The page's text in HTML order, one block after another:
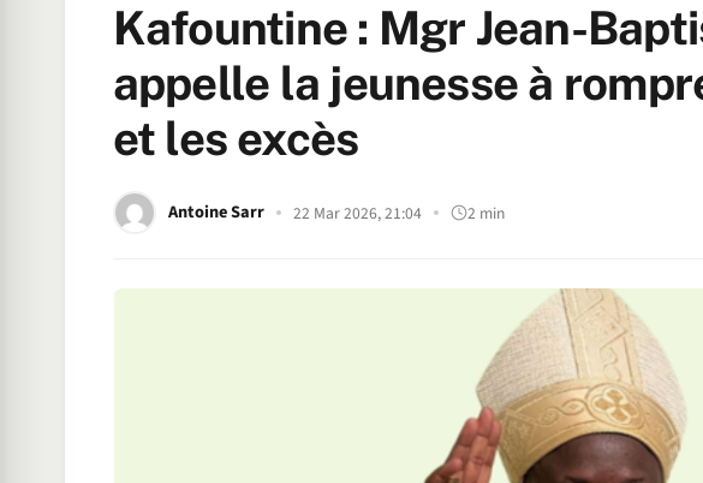
Kafountine : Mgr Jean-
appelle la jeunesse à
et les excès
Antoine Sarr 22 Mar 2026, 21:04 2 min